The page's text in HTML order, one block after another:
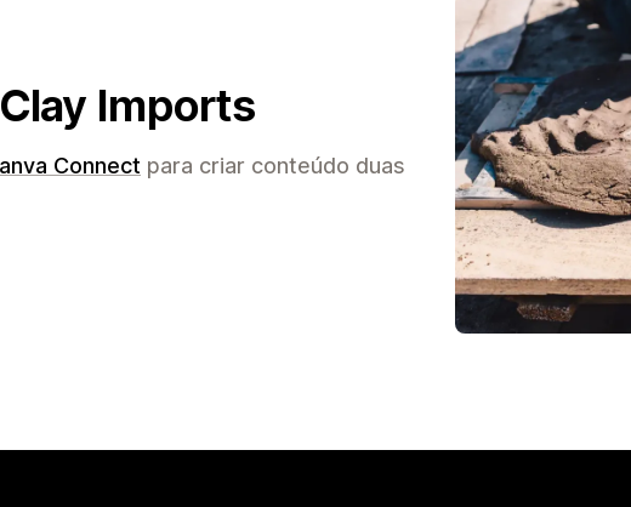
Imports
Connect para criar conteúdo duas